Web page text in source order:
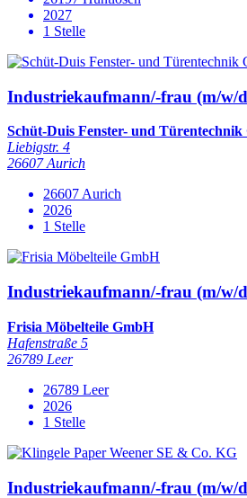
2027
1 Stelle
Industriekaufmann/-frau (m/w/
Schüt-Duis Fenster- und
Liebigstr. 4
26607 Aurich
26607 Aurich
2026
1 Stelle
Industriekaufmann/-frau (m/w/
Frisia Möbelteile GmbH
Hafenstraße 5
26789 Leer
26789 Leer
2026
1 Stelle
Industriekaufmann/-frau (m/w/